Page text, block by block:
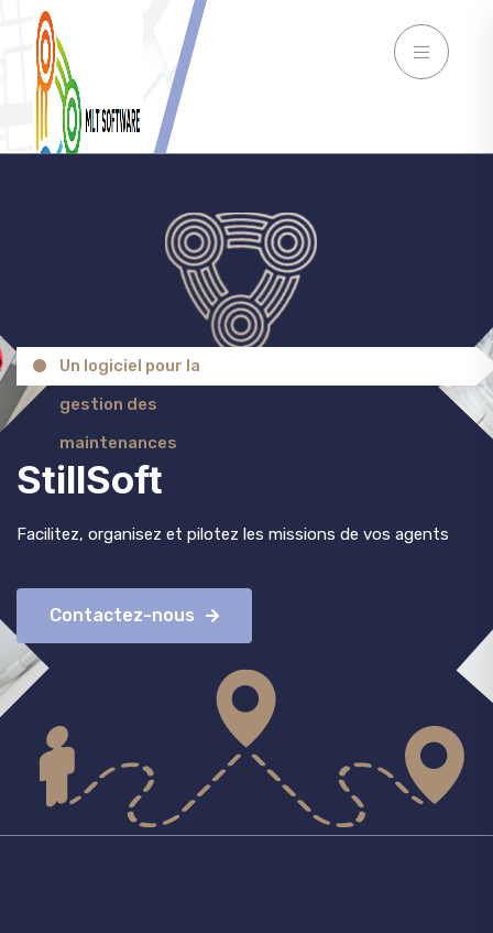
Un logiciel pour la
gestion des
maintenances
StillSoft
Facilitez, organisez et pilotez les missions de vos agents
Contactez-nous